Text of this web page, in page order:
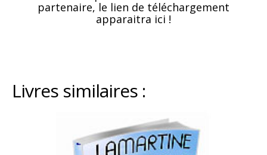
partenaire, le lien de téléchargement
apparaitra ici !
Livres similaires :